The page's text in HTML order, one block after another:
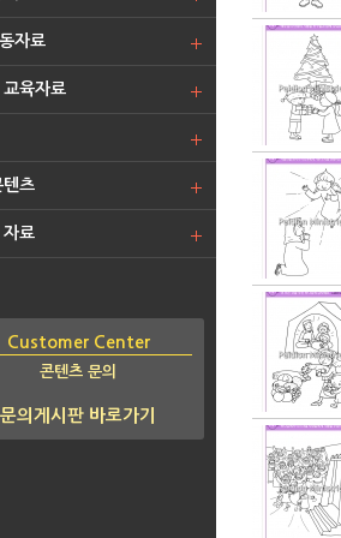
자료
교육자료
츠
료
Customer Center
콘텐츠 문의
문의게시판 바로가기